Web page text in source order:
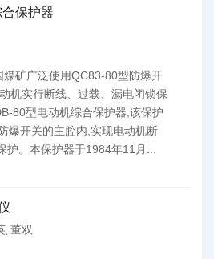
保护器
煤矿广泛使用QC83-80型防爆开
机实行断线、过载、漏电闭锁保
80型电动机综合保护器,该保护
爆开关的主腔内,实现电动机断
护。本保护器于1984年11月...
, 董双